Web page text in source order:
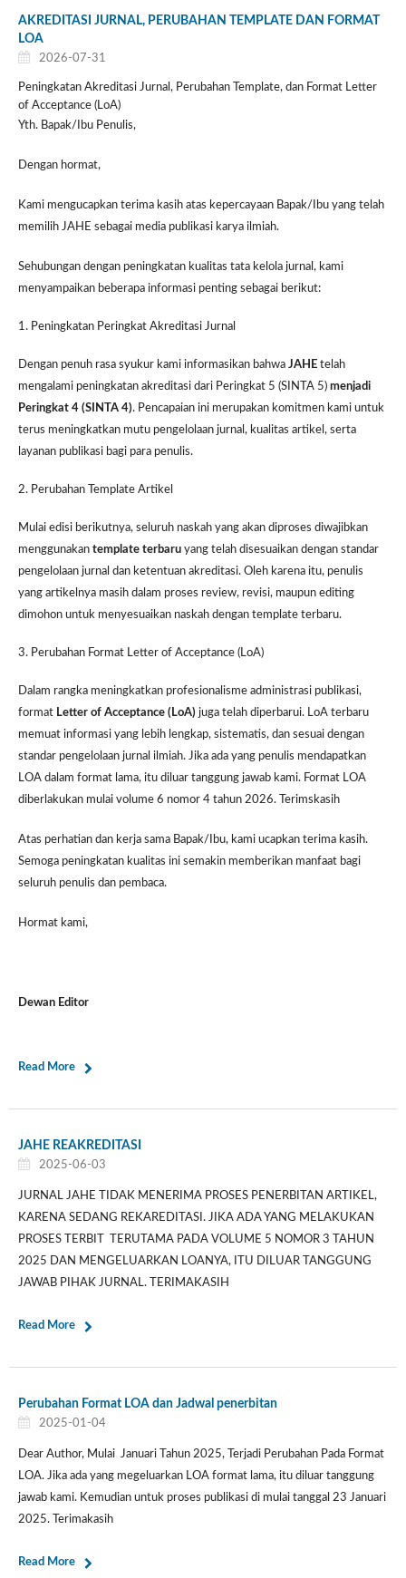
AKREDITASI JURNAL, PERUBAHAN TEMPLATE DAN FORMAT
LOA
2026-07-31
Peningkatan Akreditasi Jurnal, Perubahan Template, dan Format Letter
of Acceptance (LoA)
Yth. Bapak/Ibu Penulis,
Dengan hormat,
Kami mengucapkan terima kasih atas kepercayaan Bapak/Ibu yang telah
memilih JAHE sebagai media publikasi karya ilmiah.
Sehubungan dengan peningkatan kualitas tata kelola jurnal, kami
menyampaikan beberapa informasi penting sebagai berikut:
1. Peningkatan Peringkat Akreditasi Jurnal
Dengan penuh rasa syukur kami informasikan bahwa JAHEtelah
mengalami peningkatan akreditasi dari Peringkat 5 (SINTA 5) menjadi
Peringkat 4 (SINTA 4). Pencapaian ini merupakan komitmen kami untuk
terus meningkatkan mutu pengelolaan jurnal, kualitas artikel, serta
layanan publikasi bagi para penulis.
2. Perubahan Template Artikel
Mulai edisi berikutnya, seluruh naskah yang akan diproses diwajibkan
menggunakan template terbaruyang telah disesuaikan dengan standar
pengelolaan jurnal dan ketentuan akreditasi. Oleh karena itu, penulis
yang artikelnya masih dalam proses review, revisi, maupun editing
dimohon untuk menyesuaikan naskah dengan template terbaru.
3. Perubahan Format Letter of Acceptance (LoA)
Dalam rangka meningkatkan profesionalisme administrasi publikasi,
format Letter of Acceptance (LoA) juga telah diperbarui. LoA terbaru
memuat informasi yang lebih lengkap, sistematis, dan sesuai dengan
standar pengelolaan jurnal ilmiah. Jika ada yang penulis mendapatkan
LOA dalam format lama, itu diluar tanggung jawab kami. Format LOA
diberlakukan mulai volume 6 nomor 4 tahun 2026. Terimskasih
Atas perhatian dan kerja sama Bapak/Ibu, kami ucapkan terima kasih.
Semoga peningkatan kualitas ini semakin memberikan manfaat bagi
seluruh penulis dan pembaca.
Hormat kami,
Dewan Editor
Read More
JAHE REAKREDITASI
2025-06-03
JURNAL JAHE TIDAK MENERIMA PROSES PENERBITAN ARTIKEL,
KARENA SEDANG REKAREDITASI. JIKA ADA YANG MELAKUKAN
PROSES TERBIT TERUTAMA PADA VOLUME 5 NOMOR 3 TAHUN
2025 DAN MENGELUARKAN LOANYA, ITU DILUAR TANGGUNG
JAWAB PIHAK JURNAL. TERIMAKASIH
Read More
Perubahan Format LOA dan Jadwal penerbitan
2025-01-04
Dear Author, Mulai Januari Tahun 2025, Terjadi Perubahan Pada Format
LOA. Jika ada yang megeluarkan LOA format lama, itu diluar tanggung
jawab kami. Kemudian untuk proses publikasi di mulai tanggal 23 Januari
2025. Terimakasih
Read More